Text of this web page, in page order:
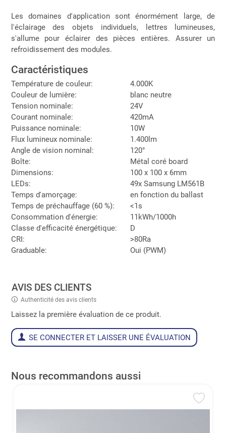
Les domaines d'application sont énormément large, de
l'éclairage des objets individuels, lettres lumineuses,
s'allume pour éclairer des pièces entières. Assurer un
refroidissement des modules.
Caractéristiques
Température de couleur:
4.000K
Couleur de lumière:
blanc neutre
Tension nominale:
24V
Courant nominale:
420mA
Puissance nominale:
10W
Flux lumineux nominale:
1.400lm
Angle de vision nominal:
120°
Boîte:
Métal coré board
Dimensions:
100 x 100 x 6mm
LEDs:
49x Samsung LM561B
Temps d'amorçage:
en fonction du ballast
Temps de préchauffage (60 %):
<1s
Consommation d'énergie:
11kWh/1000h
Classe d'efficacité énergétique:
D
CRI:
>80Ra
Graduable:
Oui (PWM)
AVIS DES CLIENTS
Authenticité des avis clients
Laissez la première évaluation de ce produit.
SE CONNECTER ET LAISSER UNE ÉVALUATION
Nous recommandons aussi